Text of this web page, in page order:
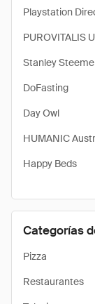
Playstation
PUROVITALIS
Stanley
DoFasting
Day Owl
HUMANIC
Happy Beds
Categorías
Pizza
Restaurantes